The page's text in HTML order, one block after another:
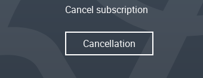
Cancel subscription
Cancellation